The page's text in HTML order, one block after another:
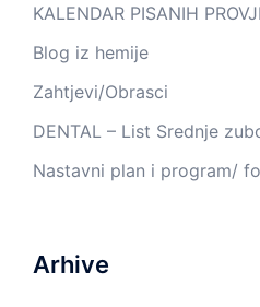
KALENDAR PISANIH
Blog iz hemije
Zahtjevi/Obrasci
DENTAL – List Srednje
Nastavni plan i program/
Arhive